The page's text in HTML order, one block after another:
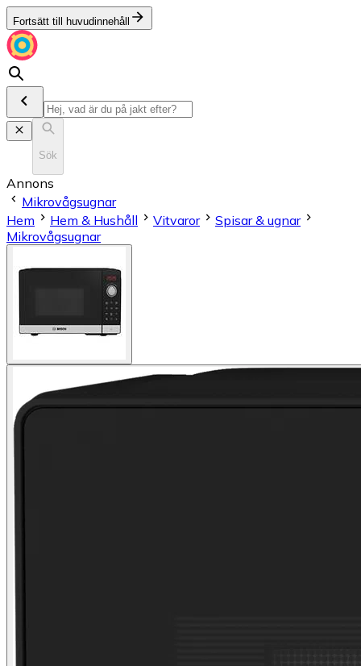
Fortsätt till huvudinnehåll
Sök
Annons
Mikrovågsugnar
Hem
Hem & Hushåll Vitvaror
Spisar & ugnar
Mikrovågsugnar